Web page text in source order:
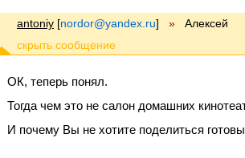
antoniy [nordor@yandex.ru] » Алексей
ОК, теперь понял.
Тогда чем это не салон домашних
И почему Вы не хотите поделиться